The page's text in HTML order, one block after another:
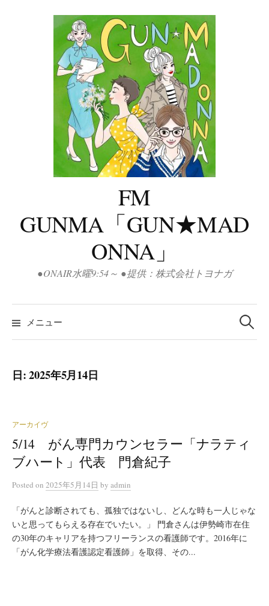
FM
GUNMA「GUN★MAD
ONNA」
●ONAIR水曜9:54～ ●提供：株式会社トヨナガ
メニュー
検
索:
日:2025年5月14日
アーカイヴ
5/14 がん専門カウンセラー「ナラティ
ブハート」代表 門倉紀子
Posted on 2025年5月14日 by admin
「がんと診断されても、孤独ではないし、どんな時も一人じゃな
いと思ってもらえる存在でいたい。」 門倉さんは伊勢崎市在住
の30年のキャリアを持つフリーランスの看護師です。2016年に
「がん化学療法看護認定看護師」を取得、その...